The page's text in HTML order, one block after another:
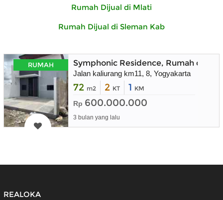
Rumah Dijual di Mlati
Rumah Dijual di Sleman Kab
RUMAH Symphonic Residence, Rumah dekat
Jalan kaliurang km11, 8, Yogyakarta
72 m2 2 KT 1 KM
Rp 600.000.000
3 bulan yang lalu
REALOKA